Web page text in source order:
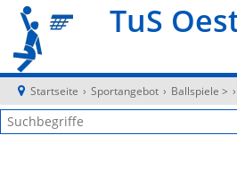
TuS
Startseite › Sportangebot › Ballspiele > ›